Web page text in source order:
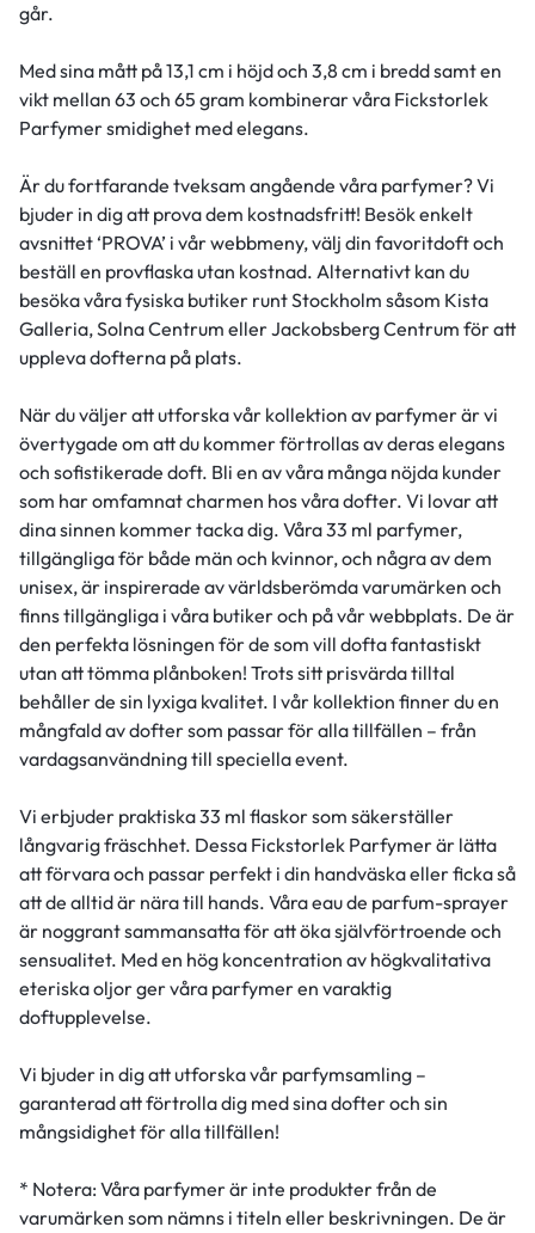
går.
Med sina mått på 13,1 cm i höjd och 3,8 cm i bredd samt en
vikt mellan 63 och 65 gram kombinerar våra Fickstorlek
Parfymer smidighet med elegans.
Är du fortfarande tveksam angående våra parfymer? Vi
bjuder in dig att prova dem kostnadsfritt! Besök enkelt
avsnittet ‘PROVA’ i vår webbmeny, välj din favoritdoft och
beställ en provflaska utan kostnad. Alternativt kan du
besöka våra fysiska butiker runt Stockholm såsom Kista
Galleria, Solna Centrum eller Jackobsberg Centrum för att
uppleva dofterna på plats.
När du väljer att utforska vår kollektion av parfymer är vi
övertygade om att du kommer förtrollas av deras elegans
och sofistikerade doft. Bli en av våra många nöjda kunder
som har omfamnat charmen hos våra dofter. Vi lovar att
dina sinnen kommer tacka dig. Våra 33 ml parfymer,
tillgängliga för både män och kvinnor, och några av dem
unisex, är inspirerade av världsberömda varumärken och
finns tillgängliga i våra butiker och på vår webbplats. De är
den perfekta lösningen för de som vill dofta fantastiskt
utan att tömma plånboken! Trots sitt prisvärda tilltal
behåller de sin lyxiga kvalitet. I vår kollektion finner du en
mångfald av dofter som passar för alla tillfällen – från
vardagsanvändning till speciella event.
Vi erbjuder praktiska 33 ml flaskor som säkerställer
långvarig fräschhet. Dessa Fickstorlek Parfymer är lätta
att förvara och passar perfekt i din handväska eller ficka så
att de alltid är nära till hands. Våra eau de parfum-sprayer
är noggrant sammansatta för att öka självförtroende och
sensualitet. Med en hög koncentration av högkvalitativa
eteriska oljor ger våra parfymer en varaktig
doftupplevelse.
Vi bjuder in dig att utforska vår parfymsamling –
garanterad att förtrolla dig med sina dofter och sin
mångsidighet för alla tillfällen!
* Notera: Våra parfymer är inte produkter från de
varumärken som nämns i titeln eller beskrivningen. De är